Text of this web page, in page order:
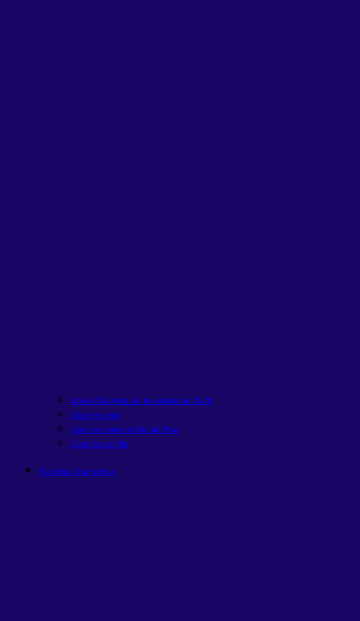
Ebook Da Meta Ao Investimento 2026
Onde investir
Onde investir em Renda Fixa
Carteira de FIIs
Planilhas financeiras